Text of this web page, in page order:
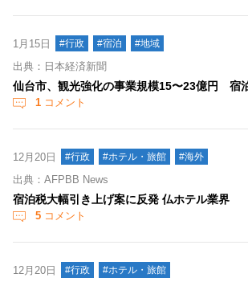
1月15日 #行政 #宿泊 #地域
出典：日本経済新聞
仙台市、観光強化の事業規模15〜23億円 宿
1 コメント
12月20日 #行政 #ホテル・旅館 #海外
出典：AFPBB News
宿泊税大幅引き上げ案に反発 仏ホテル業界
5 コメント
12月20日 #行政 #ホテル・旅館